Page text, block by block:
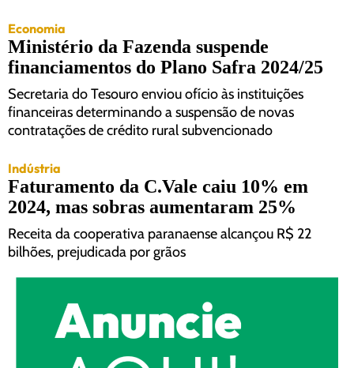
Economia
Ministério da Fazenda suspende
financiamentos do Plano Safra 2024/25
Secretaria do Tesouro enviou ofício às instituições
financeiras determinando a suspensão de novas
contratações de crédito rural subvencionado
Indústria
Faturamento da C.Vale caiu 10% em
2024, mas sobras aumentaram 25%
Receita da cooperativa paranaense alcançou R$ 22
bilhões, prejudicada por grãos